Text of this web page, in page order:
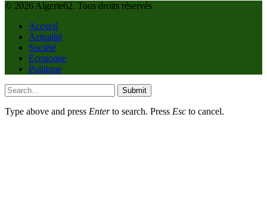
© 2026 Algerie62. Tous droits réservés
Accueil
Actualité
Société
Economie
Politique
Submit
Type above and press Enterto search. Press Esc to cancel.